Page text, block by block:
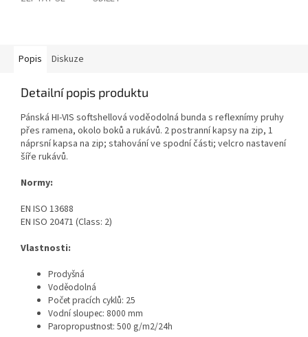
Popis Diskuze
Detailní popis produktu
Pánská HI-VIS softshellová voděodolná bunda s reflexnímy pruhy
přes ramena, okolo boků a rukávů. 2 postranní kapsy na zip, 1
náprsní kapsa na zip; stahování ve spodní části; velcro nastavení
šíře rukávů.
Normy:
EN ISO 13688
EN ISO 20471 (Class: 2)
Vlastnosti:
Prodyšná
Voděodolná
Počet pracích cyklů: 25
Vodní sloupec: 8000 mm
Paropropustnost: 500 g/m2/24h